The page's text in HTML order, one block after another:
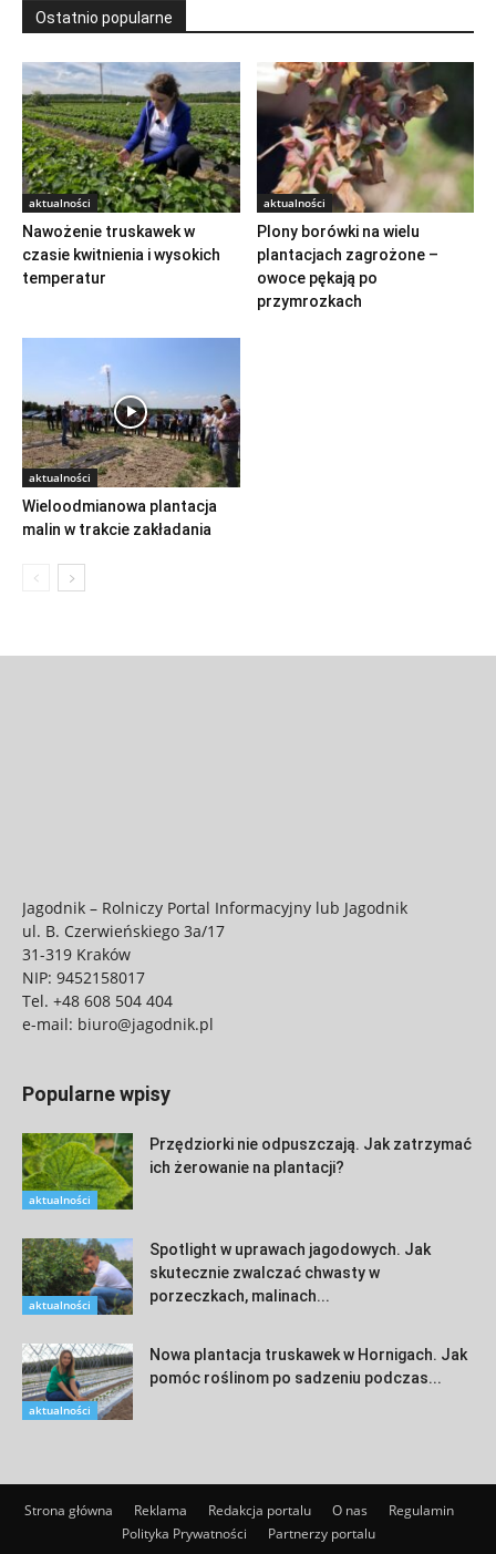
Ostatnio popularne
aktualności
Nawożenie truskawek w
czasie kwitnienia i wysokich
temperatur
aktualności
Plony borówki na wielu
plantacjach zagrożone –
owoce pękają po
przymrozkach
aktualności
Wieloodmianowa plantacja
malin w trakcie zakładania
Jagodnik – Rolniczy Portal Informacyjny lub Jagodnik
ul. B. Czerwieńskiego 3a/17
31-319 Kraków
NIP: 9452158017
Tel. +48 608 504 404
e-mail: biuro@jagodnik.pl
Popularne wpisy
aktualności
Przędziorki nie odpuszczają. Jak zatrzymać
ich żerowanie na plantacji?
aktualności
Spotlight w uprawach jagodowych. Jak
skutecznie zwalczać chwasty w
porzeczkach, malinach...
aktualności
Nowa plantacja truskawek w Hornigach. Jak
pomóc roślinom po sadzeniu podczas...
Strona główna Reklama Redakcja portalu O nas
Regulamin
Polityka Prywatności
Partnerzy portalu